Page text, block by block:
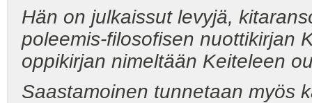
Hän on julkaissut levyjä,
poleemis-filosofisen nuottikirjan
oppikirjan nimeltään Keiteleen
Saastamoinen tunnetaan myös